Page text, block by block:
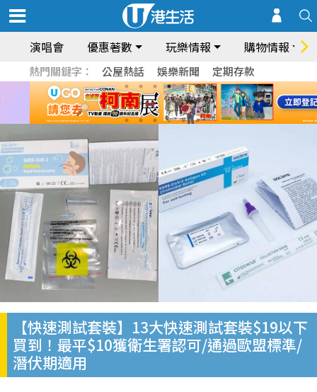
演唱會 優惠著數 玩樂情報 購物情報
熱門關鍵字： 公屋熱話 娛樂新聞 定期存款
【快速測試套裝】13大快速測試套裝$19以下
買到！最平$10獲衛生署認可/通過歐盟標準/
潛伏期適用